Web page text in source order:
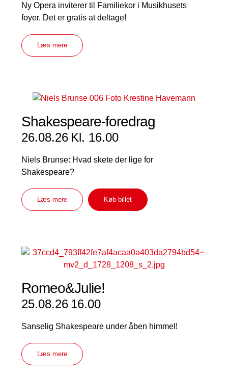
Ny Opera inviterer til Familiekor i Musikhusets
foyer. Det er gratis at deltage!
Læs mere
Shakespeare-foredrag
26.08.26 Kl. 16.00
Niels Brunse: Hvad skete der lige for
Shakespeare?
Læs mere Køb billet
Romeo&Julie!
25.08.26 16.00
Sanselig Shakespeare under åben himmel!
Læs mere